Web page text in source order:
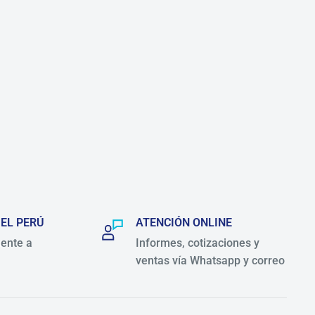
PERÚ
a
ATENCIÓN ONLINE
Informes, cotizaciones y
ventas vía Whatsapp y correo